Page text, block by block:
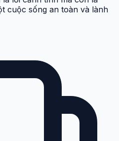
cuộc sống an toàn và lành